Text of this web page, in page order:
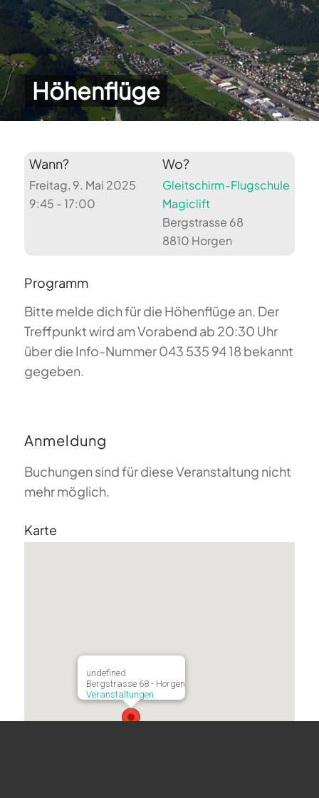
Höhenflüge
Wann?
Freitag, 9. Mai 2025
9:45 - 17:00
Wo?
Gleitschirm-Flugschule
Magiclift
Bergstrasse 68
8810 Horgen
Programm
Bitte melde dich für die Höhenflüge an. Der
Treffpunkt wird am Vorabend ab 20:30 Uhr
über die Info-Nummer 043 535 94 18 bekannt
gegeben.
Anmeldung
Buchungen sind für diese Veranstaltung nicht
mehr möglich.
Karte
undefined
Bergstrasse 68 - Horgen
Veranstaltungen